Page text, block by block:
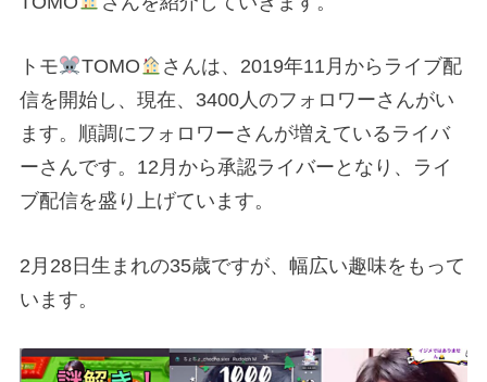
トモ TOMO
さんは、2019年11月からライブ配
信を開始し、現在、3400人のフォロワーさんがい
ます。順調にフォロワーさんが増えているライバ
ーさんです。12月から承認ライバーとなり、ライ
ブ配信を盛り上げています。
2月28日生まれの35歳ですが、幅広い趣味をもって
います。